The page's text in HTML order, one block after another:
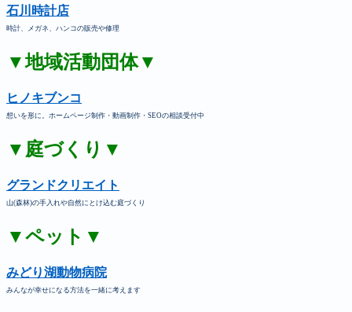
石川時計店
時計、メガネ、ハンコの販売や修理
▼地域活動団体▼
ヒノキブンコ
想いを形に。ホームページ制作・動画制作・SEOの相談受付中
▼庭づくり▼
グランドクリエイト
山(森林)の手入れや自然にとけ込む庭づくり
▼ペット▼
みどり湖動物病院
みんなが幸せになる方法を一緒に考えます